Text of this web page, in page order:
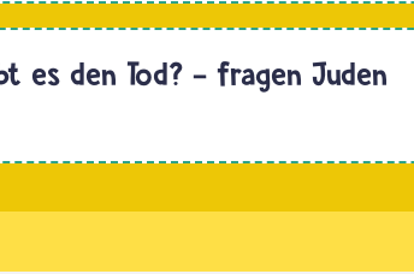
es den Tod? - fragen Juden